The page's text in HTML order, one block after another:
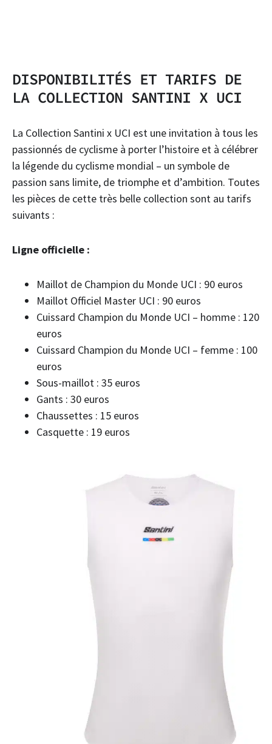
DISPONIBILITÉS ET TARIFS DE
LA COLLECTION SANTINI X UCI
La Collection Santini x UCI est une invitation à tous les
passionnés de cyclisme à porter l’histoire et à célébrer
la légende du cyclisme mondial – un symbole de
passion sans limite, de triomphe et d’ambition. Toutes
les pièces de cette très belle collection sont au tarifs
suivants :
Ligne officielle :
Maillot de Champion du Monde UCI : 90 euros
Maillot Officiel Master UCI : 90 euros
Cuissard Champion du Monde UCI – homme : 120
euros
Cuissard Champion du Monde UCI – femme : 100
euros
Sous-maillot : 35 euros
Gants : 30 euros
Chaussettes : 15 euros
Casquette : 19 euros